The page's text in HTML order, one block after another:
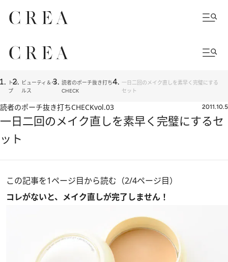
トッ
プ
ビューティ＆ヘ
ルス
読者のポーチ抜き打ち
CHECK
一日二回のメイク直しを素早く完璧にする
セット
読者のポーチ抜き打ちCHECKvol.03 2011.10.5
一日二回のメイク直しを素早く完璧にするセ
ット
この記事を1ページ目から読む（2/4ページ目）
コレがないと、メイク直しが完了しません！